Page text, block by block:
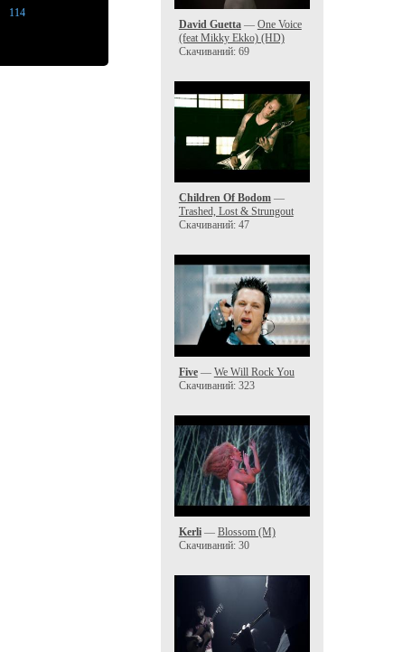
David Guetta— One Voice
(feat Mikky Ekko) (HD)
Скачиваний: 69
Children Of Bodom—
Trashed, Lost & Strungout
Скачиваний: 47
Five— We Will Rock You
Скачиваний: 323
Kerli— Blossom (M)
Скачиваний: 30
114